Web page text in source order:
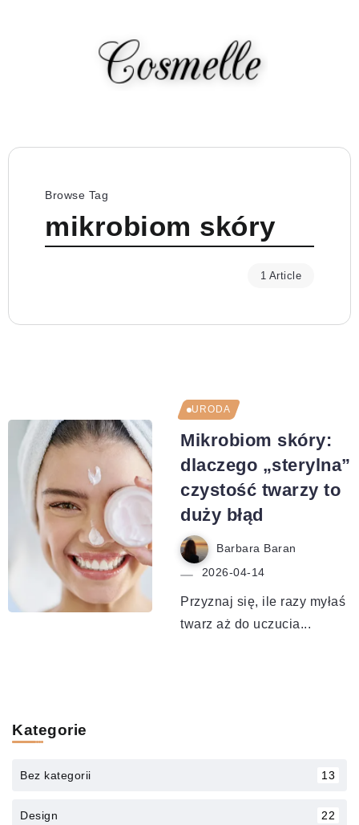
Browse Tag
mikrobiom skóry
1 Article
URODA
Mikrobiom skóry:
dlaczego „sterylna”
czystość twarzy to
duży błąd
Barbara Baran
2026-04-14
Przyznaj się, ile razy myłaś
twarz aż do uczucia...
Kategorie
Bez kategorii 13
Design 22